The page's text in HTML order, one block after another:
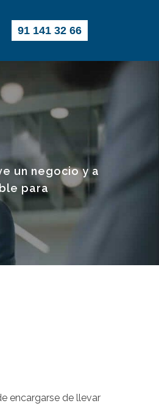
91 141 32 66
un negocio y a
para
encargarse de llevar